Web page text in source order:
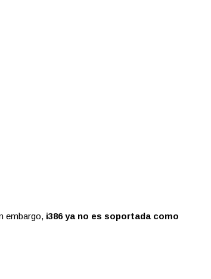
embargo, i386 ya no es soportada como